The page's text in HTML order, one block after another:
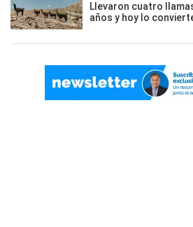
Llevaron cuatro
años y hoy lo